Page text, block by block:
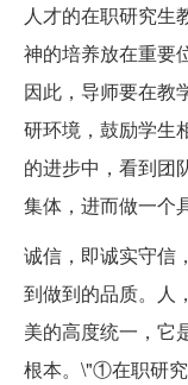
人才的在职研究生
神的培养放在重要
因此，导师要在教
研环境，鼓励学生
的进步中，看到团
集体，进而做一个
诚信，即诚实守信
到做到的品质。人
美的高度统一，它
根本。\"①在职研